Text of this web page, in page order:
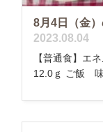
8月4日（金
2023.08.04
【普通食】エ
12.0ｇ ご飯 味